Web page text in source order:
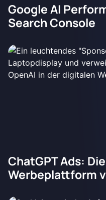
Google AI
Search Console
ChatGPT Ads:
Werbeplattform